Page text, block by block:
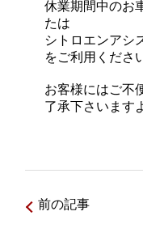
休業期間中のお
たは
シトロエンア
をご利用くださ
お客様にはご不
了承下さいます
前の記事